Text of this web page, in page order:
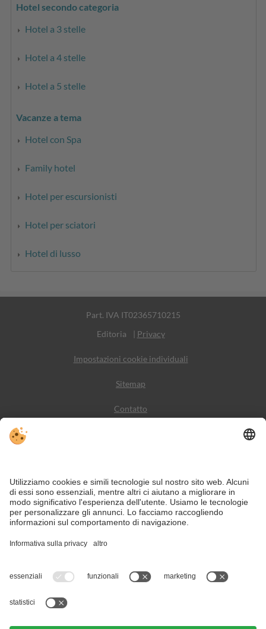
Hotel secondo categoria
Hotel a 3 stelle
Hotel a 4 stelle
Hotel a 5 stelle
Vacanze a tema
Hotel con Spa
Family hotel
Hotel per escursionisti
Hotel per sciatori
Hotel di lusso
Part. IVA IT02365710215
Editoria
| Privacy
Impostazioni cookie individuali
Sitemap
Contatto
VIVODolomiti è il portale di viaggio per una vacanza in
montagna indimenticabile – con alloggi e offerte nelle
Dolomiti, Patrimonio Naturale dell’Umanità UNESCO.
Nonostante il lavoro accurato e il costante aggiornamento dei contenuti, si
possono verificare errori. Non garantiamo la correttezza e la completezza di
tutte le informazioni.
Per motivi di sicurezza, si prega di verificare chiedendo direttamente sul posto